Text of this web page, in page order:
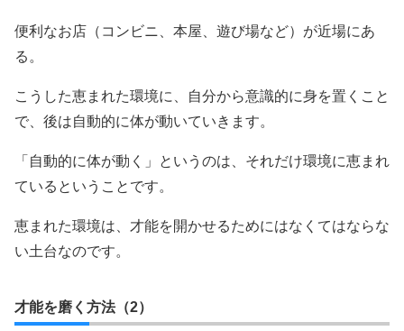
便利なお店（コンビニ、本屋、遊び場など）が近場にあ
る。
こうした恵まれた環境に、自分から意識的に身を置くこと
で、後は自動的に体が動いていきます。
「自動的に体が動く」というのは、それだけ環境に恵まれ
ているということです。
恵まれた環境は、才能を開かせるためにはなくてはならな
い土台なのです。
才能を磨く方法（2）